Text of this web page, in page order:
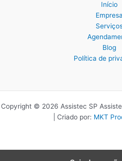
Início
Empresa
Blog
Política de
Copyright © 2026 Assistec SP
| Criado por: MKT